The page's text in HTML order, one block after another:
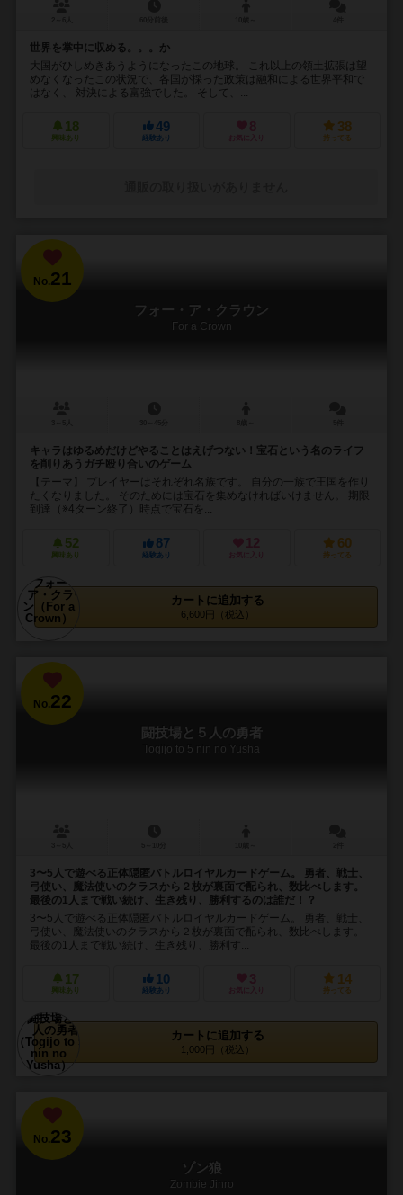
世界を掌中に収める。。。か
大国がひしめきあうようになったこの地球。 これ以上の領土拡張は望
めなくなったこの状況で、各国が採った政策は融和による世界平和で
はなく、 対決による富強でした。 そして、...
18
興味あり
49
経験あり
8
お気に入り
38
持ってる
No.21
フォー・ア・クラウン
For a Crown
キャラはゆるめだけどやることはえげつない！宝石という名のライフ
を削りあうガチ殴り合いのゲーム
【テーマ】 プレイヤーはそれぞれ名族です。 自分の一族で王国を作り
たくなりました。 そのためには宝石を集めなければいけません。 期限
到達（※4ターン終了）時点で宝石を...
52
興味あり
87
経験あり
12
お気に入り
60
持ってる
カートに追加する
6,600円（税込）
No.22
闘技場と５人の勇者
Togijo to 5 nin no Yusha
3〜5人で遊べる正体隠匿バトルロイヤルカードゲーム。 勇者、戦士、
弓使い、魔法使いのクラスから２枚が裏面で配られ、数比べします。
最後の1人まで戦い続け、生き残り、勝利するのは誰だ！？
3〜5人で遊べる正体隠匿バトルロイヤルカードゲーム。 勇者、戦士、
弓使い、魔法使いのクラスから２枚が裏面で配られ、数比べします。
最後の1人まで戦い続け、生き残り、勝利す...
17
興味あり
10
経験あり
3
お気に入り
14
持ってる
カートに追加する
1,000円（税込）
No.23
ゾン狼
Zombie Jinro